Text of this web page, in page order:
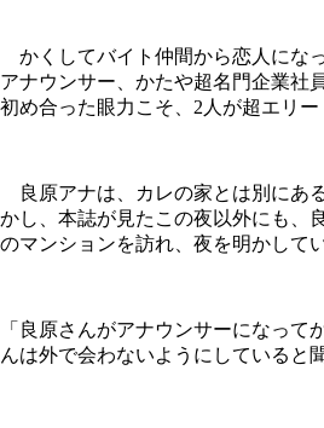
かくしてバイト仲間から恋人にな
アナウンサー、かたや超名門企業社
初め合った眼力こそ、2人が超エリー
良原アナは、カレの家とは別にあ
かし、本誌が見たこの夜以外にも、
のマンションを訪れ、夜を明かしてい
「良原さんがアナウンサーになって
んは外で会わないようにしていると